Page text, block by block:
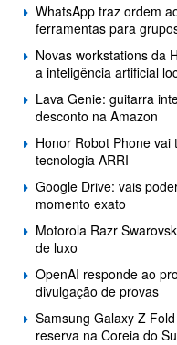
WhatsApp traz ordem
ferramentas para
Novas workstations da
a inteligência artificial
Lava Genie: guitarra
desconto na Amazon
Honor Robot Phone
tecnologia ARRI
Google Drive: vais
momento exato
Motorola Razr
de luxo
OpenAI responde ao
divulgação de provas
Samsung Galaxy Z
reserva na Coreia do